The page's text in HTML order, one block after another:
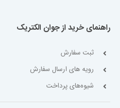
راهنمای خرید از جوان الکتریک
ثبت سفارش
رویه های ارسال سفارش
شیوه‌های پرداخت